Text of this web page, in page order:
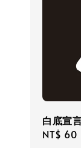
白底宣
Regular
NT$ 60